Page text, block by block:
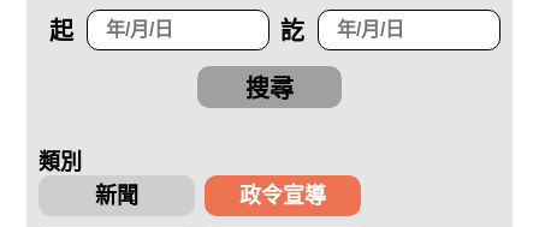
起
訖
搜尋
類別
新聞
政令宣導